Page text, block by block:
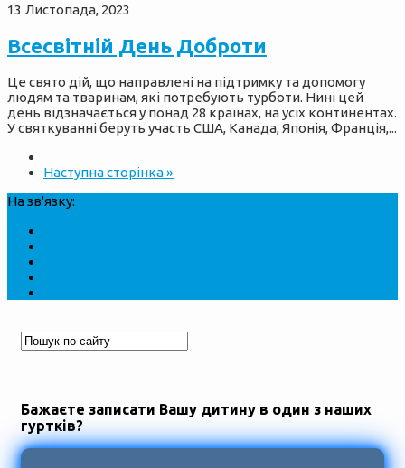
13 Листопада, 2023
Всесвітній День Доброти
Це свято дій, що направлені на підтримку та допомогу
людям та тваринам, які потребують турботи. Нині цей
день відзначається у понад 28 країнах, на усіх континентах.
У святкуванні беруть участь США, Канада, Японія, Франція,...
Наступна сторінка »
На зв'язку:
Бажаєте записати Вашу дитину в один з наших
гуртків?